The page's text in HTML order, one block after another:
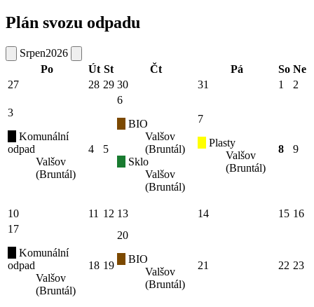
Plán svozu odpadu
Srpen2026
Po
Út St Čt Pá So Ne
27
28 29 30 31 1 2
3
Komunální
odpad
Valšov
(Bruntál)
4 5
6
BIO
Valšov
(Bruntál)
Sklo
Valšov
(Bruntál)
7
Plasty
Valšov
(Bruntál)
8 9
10 11 12 13 14 15 16
17
Komunální
odpad
Valšov
(Bruntál)
18 19
20
BIO
Valšov
(Bruntál)
21 22 23